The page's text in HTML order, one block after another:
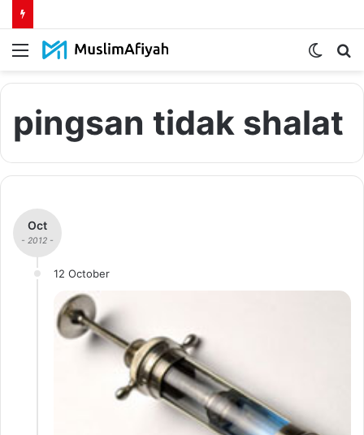
Menu
Switch
pingsan tidak shalat
Oct
- 2012 -
12 October